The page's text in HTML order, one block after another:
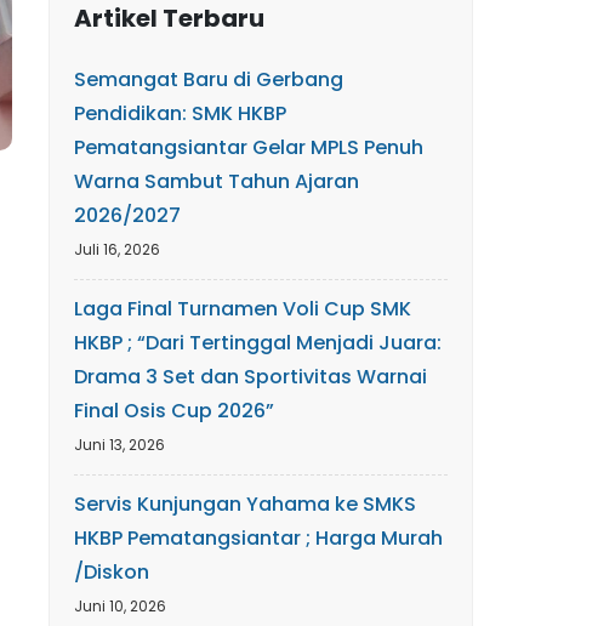
Artikel Terbaru
Semangat Baru di Gerbang
Pendidikan: SMK HKBP
Pematangsiantar Gelar MPLS Penuh
Warna Sambut Tahun Ajaran
2026/2027
Juli 16, 2026
Laga Final Turnamen Voli Cup SMK
HKBP ; “Dari Tertinggal Menjadi Juara:
Drama 3 Set dan Sportivitas Warnai
Final Osis Cup 2026”
Juni 13, 2026
Servis Kunjungan Yahama ke SMKS
HKBP Pematangsiantar ; Harga Murah
/Diskon
Juni 10, 2026